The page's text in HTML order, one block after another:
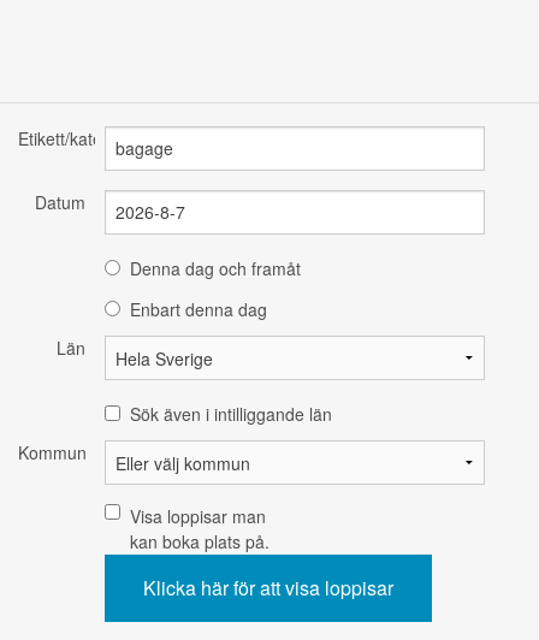
Etikett/kategori
Datum
Denna dag och framåt
Enbart denna dag
Län
Sök även i intilliggande län
Kommun
Visa loppisar man
kan boka plats på.